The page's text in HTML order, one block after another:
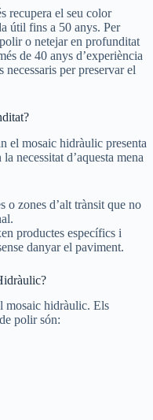
recupera el seu color
útil fins a 50 anys. Per
o netejar en profunditat
de 40 anys d’experiència
necessaris per preservar el
el mosaic hidràulic presenta
necessitat d’aquesta mena
o zones d’alt trànsit que no
productes específics i
danyar el paviment.
mosaic hidràulic. Els
polir són: